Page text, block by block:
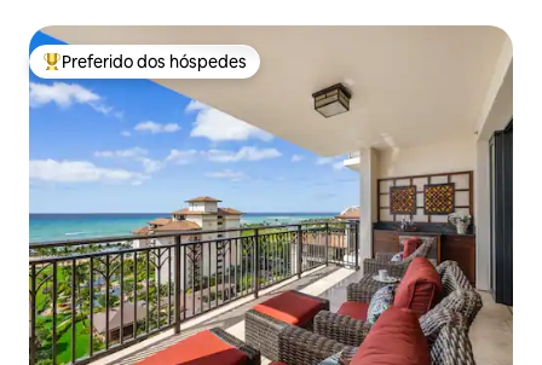
Entre os melhores preferidos dos hóspedes
Preferido dos hóspedes